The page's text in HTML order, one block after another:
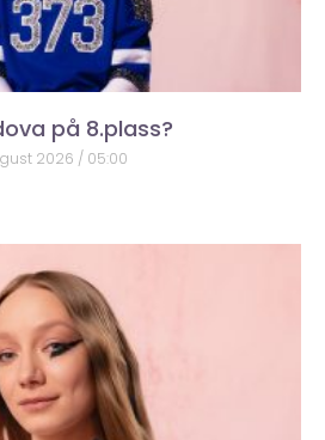
på 8.plass?
2026 05:00